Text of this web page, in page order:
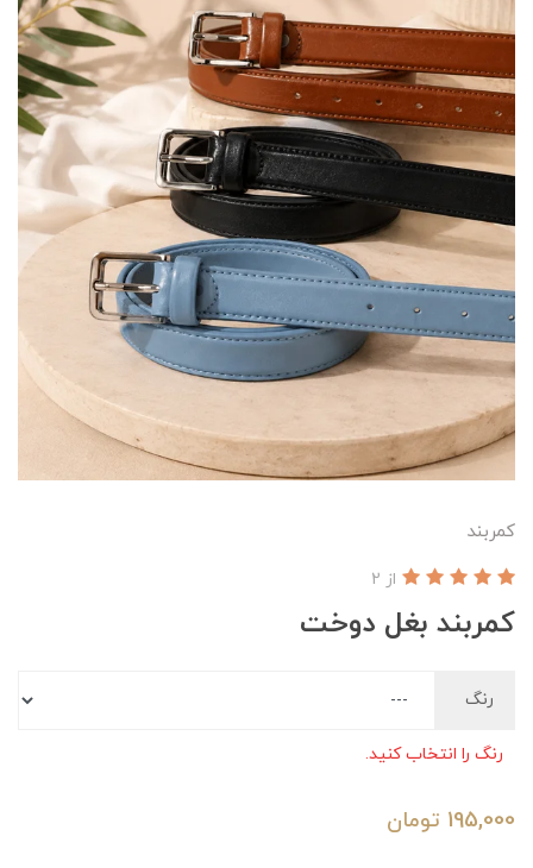
کمربند
کمربند بغل دوخت
از 2
رنگ
رنگ را انتخاب کنید.
195,000 تومان